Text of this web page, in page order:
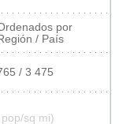
por
/ País
/ 3 475
sq mi)